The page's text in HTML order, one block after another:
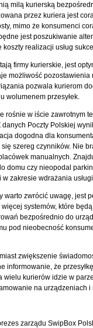
milą kurierską
przez kuriera jest
mimo że konsumenci
jest poszukiwanie
realizacji usług
firmy kurierskie, jest
możliwość
pozwala kurierom
wolumenem przesyłek.
rośnie w iście zawrotnym
danych Poczty Polskiej
dogodna dla
szereg czynników. Nie
manualnych.
domu czy nieopodal
zakresie wdrażania
warto zwrócić uwagę, jest
systemów, które
bezpośrednio do
pod nieobecność
zwiększenie
informowanie, że
wielu kurierów idzie w
na urządzeniach
zarządu SwipBox